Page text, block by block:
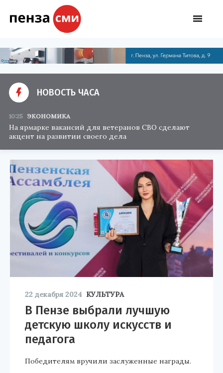
НОВОСТЬ ЧАСА
10:25 ЭКОНОМИКА
На ярмарке вакансий для ветеранов СВО сделают
акцент на развитии своего дела
22 декабря 2024 КУЛЬТУРА
В Пензе выбрали лучшую
детскую школу искусств и
педагога
Победителям вручили заслуженные награды.